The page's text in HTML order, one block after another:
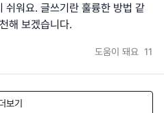
쉬워요. 글쓰기란 훌륭한 방법 같
해 보겠습니다.
도움이 돼요 11
보기